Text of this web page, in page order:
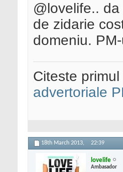
@lovelife..
de zidarie
domeniu.
Citeste primul
advertoriale
18th March 2013, 22:39
lovelife
Ambasador